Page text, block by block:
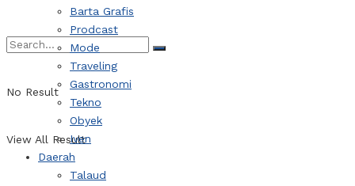
No Result
View All Result
Barta Grafis
Prodcast
Mode
Traveling
Gastronomi
Tekno
Obyek
Iven
Daerah
Talaud